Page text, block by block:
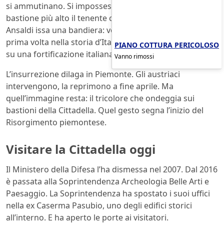
si ammutinano. Si impossessano della fortezza. Sul
bastione più alto il tenente colonnello Guglielmo
Ansaldi issa una bandiera: verde, bianco e rosso. È la
prima volta nella storia d’Italia che il tricolore sventola
su una fortificazione italiana.
L’insurrezione dilaga in Piemonte. Gli austriaci
intervengono, la reprimono a fine aprile. Ma
quell’immagine resta: il tricolore che ondeggia sui
bastioni della Cittadella. Quel gesto segna l’inizio del
Risorgimento piemontese.
Visitare la Cittadella oggi
Il Ministero della Difesa l’ha dismessa nel 2007. Dal 2016
è passata alla Soprintendenza Archeologia Belle Arti e
Paesaggio. La Soprintendenza ha spostato i suoi uffici
nella ex Caserma Pasubio, uno degli edifici storici
all’interno. E ha aperto le porte ai visitatori.
PIANO COTTURA PERICOLOSO
Vanno rimossi